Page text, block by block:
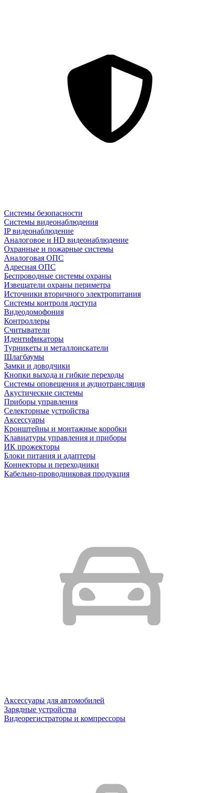
Системы безопасности
Системы видеонаблюдения
IP видеонаблюдение
Аналоговое и HD видеонаблюдение
Охранные и пожарные системы
Аналоговая ОПС
Адресная ОПС
Беспроводные системы охраны
Извещатели охраны периметра
Источники вторичного электропитания
Системы контроля доступа
Видеодомофония
Контроллеры
Считыватели
Идентификаторы
Турникеты и металлоискатели
Шлагбаумы
Замки и доводчики
Кнопки выхода и гибкие переходы
Системы оповещения и аудиотрансляция
Акустические системы
Приборы управления
Селекторные устройства
Аксессуары
Кронштейны и монтажные коробки
Клавиатуры управления и приборы
ИК прожекторы
Блоки питания и адаптеры
Коннекторы и переходники
Кабельно-проводниковая продукция
Аксессуары для автомобилей
Зарядные устройства
Видеорегистраторы и компрессоры